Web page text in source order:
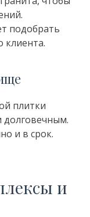
подобрать
клиента.
плитки
долговечным.
и в срок.
и